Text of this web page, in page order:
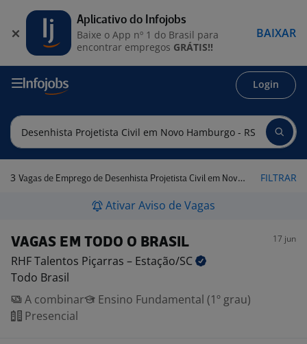
Login
3 Vagas de Emprego de Desenhista Projetista Civil em Novo Hamburgo - RS FILTRAR
Ativar Aviso de Vagas
VAGAS EM TODO O BRASIL 17 jun
RHF Talentos Piçarras – Estação/SC
Todo Brasil
A combinar
Ensino Fundamental (1º grau)
Presencial
Aplicativo do Infojobs
Baixe o App nº 1 do Brasil para
encontrar empregos GRÁTIS!!
BAIXAR